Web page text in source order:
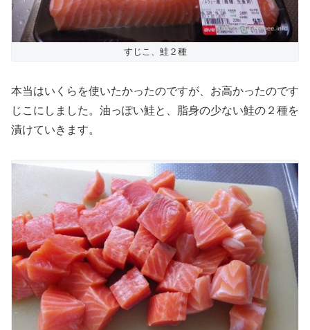
すじこ、鮭２種
本当はいくらを使いたかったのですが、お高かったのです
じこにしました。油っぽい鮭と、脂身の少ない鮭の２種を
漬けていきます。